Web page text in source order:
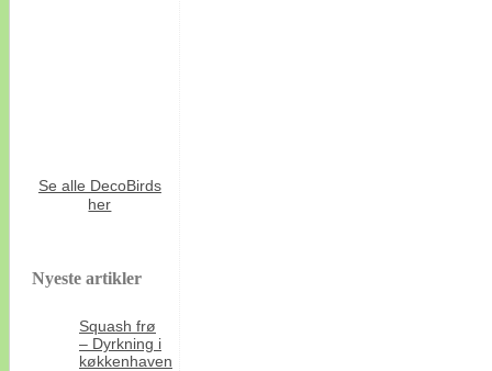
Se alle DecoBirds
her
Nyeste artikler
Squash frø
– Dyrkning i
køkkenhaven